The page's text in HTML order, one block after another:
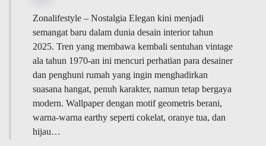
Zonalifestyle – Nostalgia Elegan kini menjadi
semangat baru dalam dunia desain interior tahun
2025. Tren yang membawa kembali sentuhan vintage
ala tahun 1970-an ini mencuri perhatian para desainer
dan penghuni rumah yang ingin menghadirkan
suasana hangat, penuh karakter, namun tetap bergaya
modern. Wallpaper dengan motif geometris berani,
warna-warna earthy seperti cokelat, oranye tua, dan
hijau…